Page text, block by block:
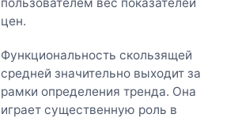
цен.
Функциональность скользящей
средней значительно выходит за
рамки определения тренда. Она
играет существенную роль в